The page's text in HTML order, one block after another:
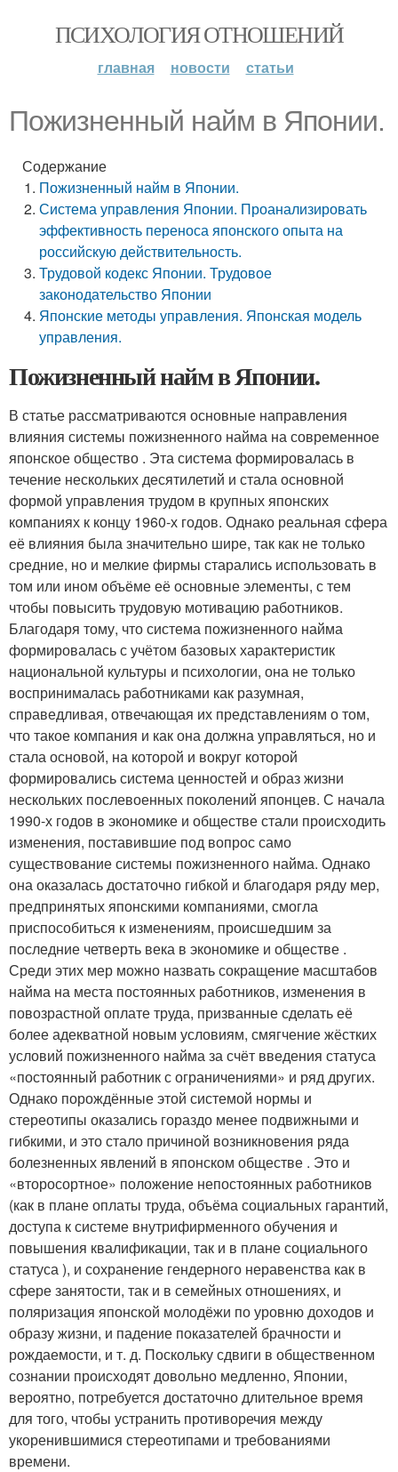
ПСИХОЛОГИЯ ОТНОШЕНИЙ
главная новости статьи
Пожизненный найм в Японии.
Содержание
Пожизненный найм в Японии.
Система управления Японии. Проанализировать
эффективность переноса японского опыта на
российскую действительность.
Трудовой кодекс Японии. Трудовое
законодательство Японии
Японские методы управления. Японская модель
управления.
Пожизненный найм в Японии.
В статье рассматриваются основные направления
влияния системы пожизненного найма на современное
японское общество . Эта система формировалась в
течение нескольких десятилетий и стала основной
формой управления трудом в крупных японских
компаниях к концу 1960-х годов. Однако реальная сфера
её влияния была значительно шире, так как не только
средние, но и мелкие фирмы старались использовать в
том или ином объёме её основные элементы, с тем
чтобы повысить трудовую мотивацию работников.
Благодаря тому, что система пожизненного найма
формировалась с учётом базовых характеристик
национальной культуры и психологии, она не только
воспринималась работниками как разумная,
справедливая, отвечающая их представлениям о том,
что такое компания и как она должна управляться, но и
стала основой, на которой и вокруг которой
формировались система ценностей и образ жизни
нескольких послевоенных поколений японцев. С начала
1990-х годов в экономике и обществе стали происходить
изменения, поставившие под вопрос само
существование системы пожизненного найма. Однако
она оказалась достаточно гибкой и благодаря ряду мер,
предпринятых японскими компаниями, смогла
приспособиться к изменениям, происшедшим за
последние четверть века в экономике и обществе .
Среди этих мер можно назвать сокращение масштабов
найма на места постоянных работников, изменения в
повозрастной оплате труда, призванные сделать её
более адекватной новым условиям, смягчение жёстких
условий пожизненного найма за счёт введения статуса
«постоянный работник с ограничениями» и ряд других.
Однако порождённые этой системой нормы и
стереотипы оказались гораздо менее подвижными и
гибкими, и это стало причиной возникновения ряда
болезненных явлений в японском обществе . Это и
«второсортное» положение непостоянных работников
(как в плане оплаты труда, объёма социальных гарантий,
доступа к системе внутрифирменного обучения и
повышения квалификации, так и в плане социального
статуса ), и сохранение гендерного неравенства как в
сфере занятости, так и в семейных отношениях, и
поляризация японской молодёжи по уровню доходов и
образу жизни, и падение показателей брачности и
рождаемости, и т. д. Поскольку сдвиги в общественном
сознании происходят довольно медленно, Японии,
вероятно, потребуется достаточно длительное время
для того, чтобы устранить противоречия между
укоренившимися стереотипами и требованиями
времени.